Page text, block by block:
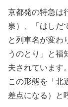
京都発の特急は
泉）、「はしだ
と列車名が変わ
うのとり」と福
夫されています。
この形態を「北
差点になる）と